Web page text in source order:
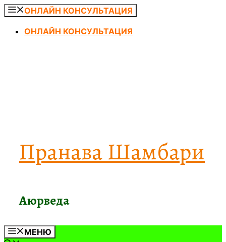
Перейти
содержимому
ОНЛАЙН КОНСУЛЬТАЦИЯ
ОНЛАЙН КОНСУЛЬТАЦИЯ
Пранава Шамбари
Аюрведа
МЕНЮ